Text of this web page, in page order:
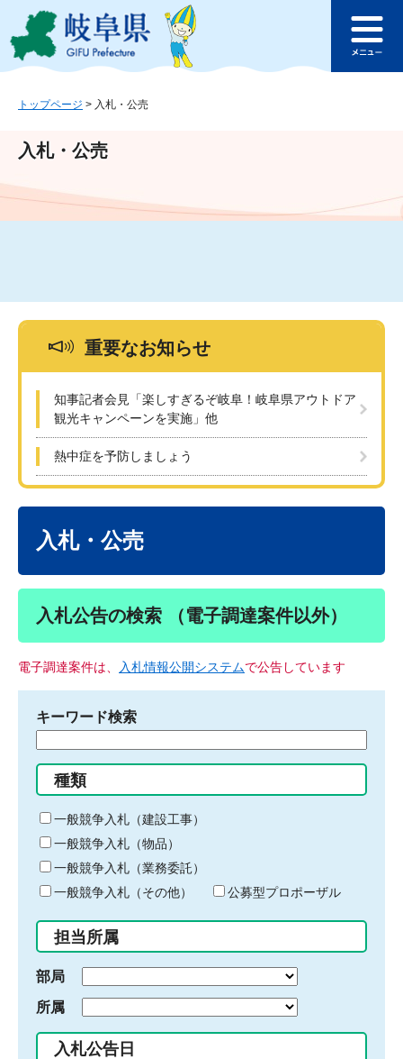
ジ
ュ
文
このページの本文へ
ュ
トップページ > 入札・公売
入札・公売
重要なお知らせ
知事記者会見「楽しすぎるぞ岐阜！岐阜県アウトドア
観光キャンペーンを実施」他
熱中症を予防しましょう
入札・公売
入札公告の検索 （電子調達案件以外）
電子調達案件は、 入札情報公開システムで公告しています
キーワード検索
る
キ
ー
ワ
ー
ド
入
力
種類
一般競争入札（建設工事）
一般競争入札（物品）
一般競争入札（業務委託）
一般競争入札（その他）
公募型プロポーザル
担当所属
部局
所属
入札公告日